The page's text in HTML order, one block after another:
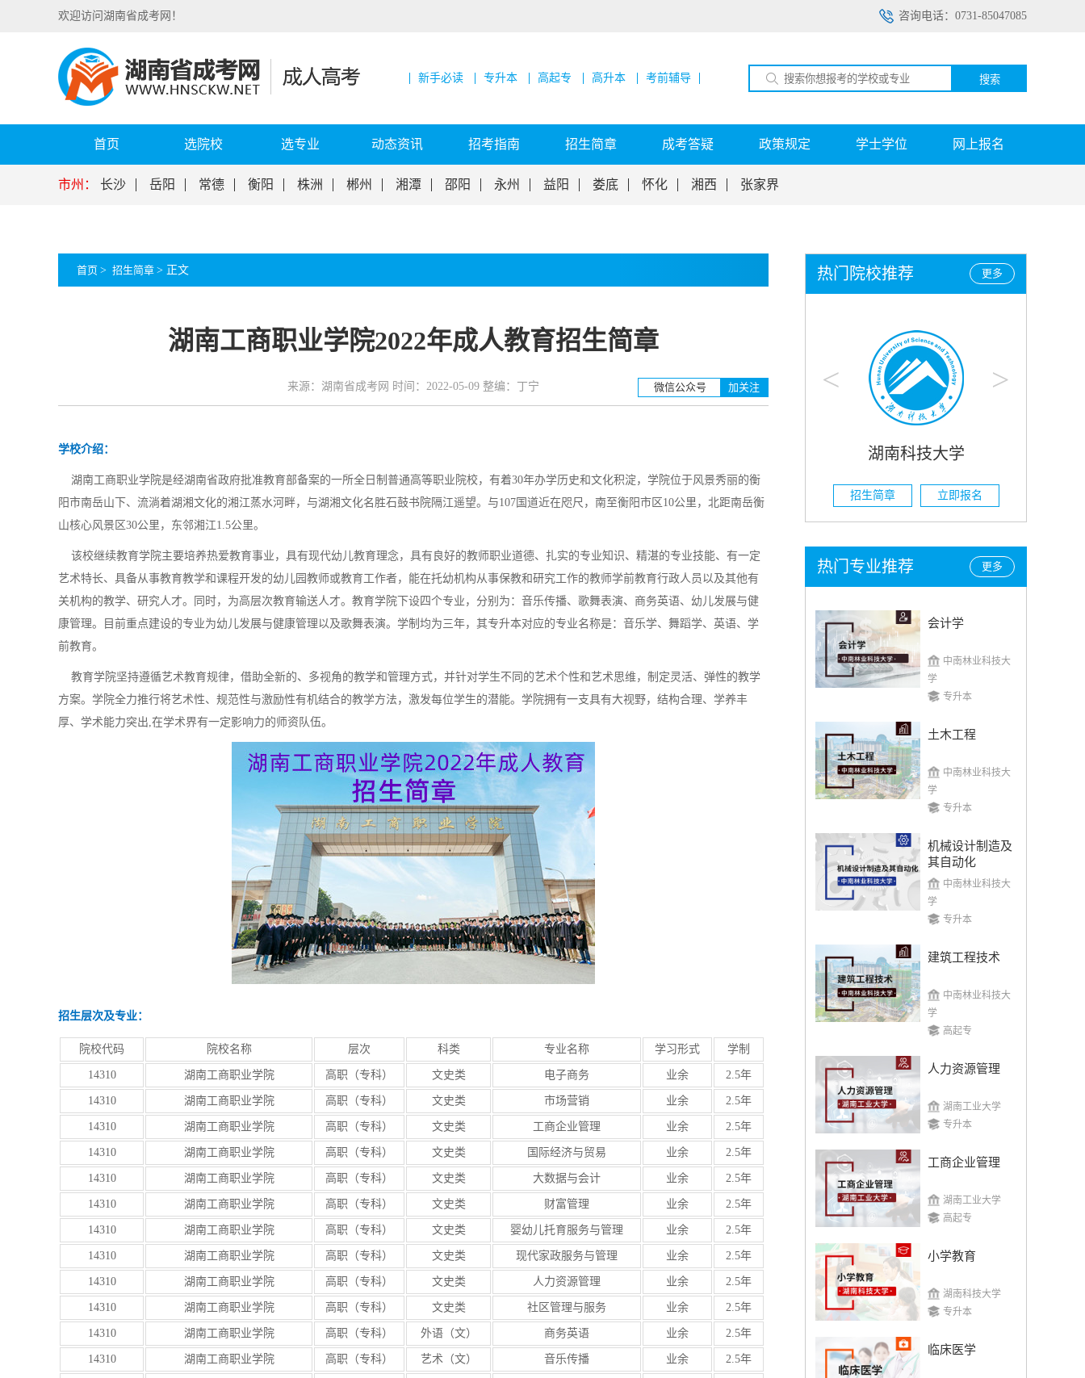
咨询电话：0731-85047085
欢迎访问湖南省成考网！
新手必读 专升本 高起专 高升本 考前辅导 搜索
首页 选院校 选专业 动态资讯 招考指南 招生简章 成考答疑 政策规定 学士学位 网上报名
市州： 长沙 岳阳 常德 衡阳 株洲 郴州 湘潭 邵阳 永州 益阳 娄底 怀化 湘西 张家界
首页 > 招生简章 > 正文
湖南工商职业学院2022年成人教育招生简章
来源：湖南省成考网 时间：2022-05-09 整编：丁宁 微信公众号 加关注
学校介绍：
湖南工商职业学院是经湖南省政府批准教育部备案的一所全日制普通高等职业院校，有着30年办学历史和文化积淀，学院位于风景秀丽的衡
阳市南岳山下、流淌着湖湘文化的湘江蒸水河畔，与湖湘文化名胜石鼓书院隔江遥望。与107国道近在咫尺，南至衡阳市区10公里，北距南岳衡
山核心风景区30公里，东邻湘江1.5公里。
该校继续教育学院主要培养热爱教育事业，具有现代幼儿教育理念，具有良好的教师职业道德、扎实的专业知识、精湛的专业技能、有一定
艺术特长、具备从事教育教学和课程开发的幼儿园教师或教育工作者，能在托幼机构从事保教和研究工作的教师学前教育行政人员以及其他有
关机构的教学、研究人才。同时，为高层次教育输送人才。教育学院下设四个专业，分别为：音乐传播、歌舞表演、商务英语、幼儿发展与健
康管理。目前重点建设的专业为幼儿发展与健康管理以及歌舞表演。学制均为三年，其专升本对应的专业名称是：音乐学、舞蹈学、英语、学
前教育。
教育学院坚持遵循艺术教育规律，借助全新的、多视角的教学和管理方式，并针对学生不同的艺术个性和艺术思维，制定灵活、弹性的教学
方案。学院全力推行将艺术性、规范性与激励性有机结合的教学方法，激发每位学生的潜能。学院拥有一支具有大视野，结构合理、学养丰
厚、学术能力突出,在学术界有一定影响力的师资队伍。
招生层次及专业：
院校代码 院校名称 层次 科类 专业名称 学习形式 学制
14310 湖南工商职业学院 高职（专科） 文史类 电子商务 业余 2.5年
14310 湖南工商职业学院 高职（专科） 文史类 市场营销 业余 2.5年
14310 湖南工商职业学院 高职（专科） 文史类 工商企业管理 业余 2.5年
14310 湖南工商职业学院 高职（专科） 文史类 国际经济与贸易 业余 2.5年
14310 湖南工商职业学院 高职（专科） 文史类 大数据与会计 业余 2.5年
14310 湖南工商职业学院 高职（专科） 文史类 财富管理 业余 2.5年
14310 湖南工商职业学院 高职（专科） 文史类 婴幼儿托育服务与管理 业余 2.5年
14310 湖南工商职业学院 高职（专科） 文史类 现代家政服务与管理 业余 2.5年
14310 湖南工商职业学院 高职（专科） 文史类 人力资源管理 业余 2.5年
14310 湖南工商职业学院 高职（专科） 文史类 社区管理与服务 业余 2.5年
14310 湖南工商职业学院 高职（专科） 外语（文） 商务英语 业余 2.5年
14310 湖南工商职业学院 高职（专科） 艺术（文） 音乐传播 业余 2.5年
更多
热门院校推荐
< >
招生简章 立即报名 招生简章 立即报名
湖南农业大学
招生简章 立即报名
更多
热门专业推荐
会计学
中南林业科技大
学
专升本
土木工程
中南林业科技大
学
专升本
机械设计制造及
其自动化
中南林业科技大
学
专升本
建筑工程技术
中南林业科技大
学
高起专
人力资源管理
湖南工业大学
专升本
工商企业管理
湖南工业大学
高起专
小学教育
湖南科技大学
专升本
临床医学